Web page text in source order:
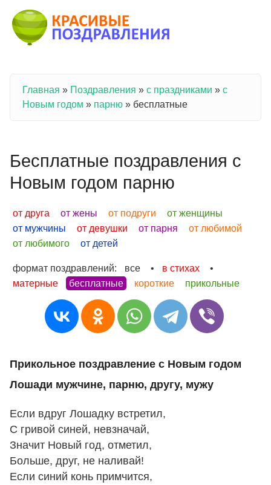
Вы здесь
Главная » Поздравления » с праздниками » с
Новым годом » парню » бесплатные
Бесплатные поздравления с
Новым годом парню
от друга от жены от подруги
от женщины
от мужчины
от девушки от парня
от любимой
от любимого
от детей
формат поздравлений: все • в стихах
•
матерные
бесплатные короткие прикольные
Прикольное поздравление с Новым годом
Лошади мужчине, парню, другу, мужу
Если вдруг Лошадку встретил,
С гривой синей, невзначай,
Значит Новый год, отметил,
Больше, друг, не наливай!
Если синий конь примчится,